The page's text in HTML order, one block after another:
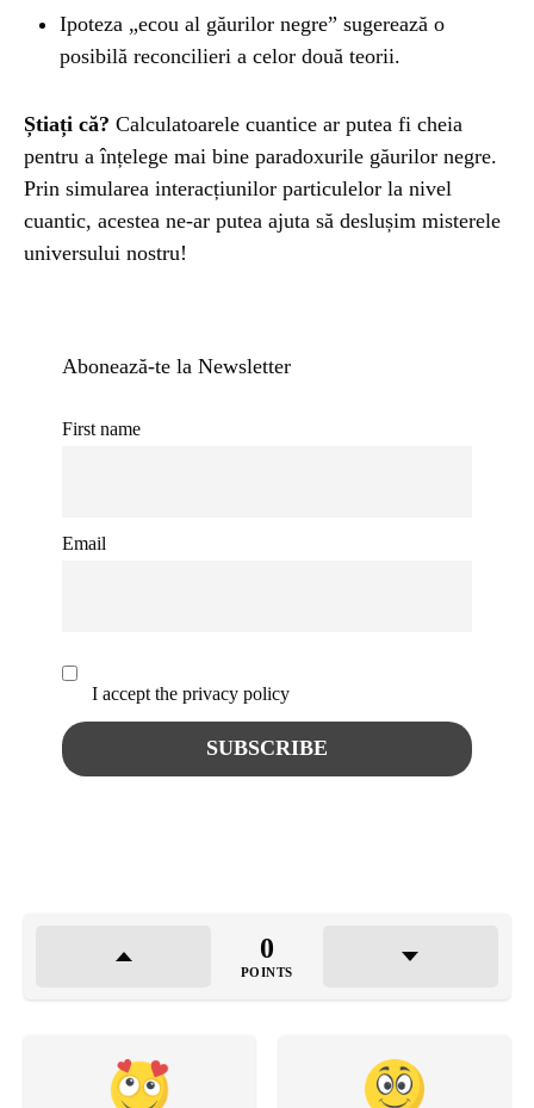
Ipoteza „ecou al găurilor negre” sugerează o
posibilă reconcilieri a celor două teorii.
Știați că? Calculatoarele cuantice ar putea fi cheia
pentru a înțelege mai bine paradoxurile găurilor negre.
Prin simularea interacțiunilor particulelor la nivel
cuantic, acestea ne-ar putea ajuta să deslușim misterele
universului nostru!
Abonează-te la Newsletter
First name
Email
I accept the privacy policy
0
POINTS